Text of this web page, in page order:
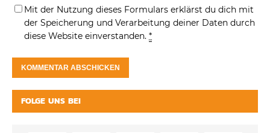
Mit der Nutzung dieses Formulars erklärst du dich mit
der Speicherung und Verarbeitung deiner Daten durch
diese Website einverstanden. *
FOLGE UNS BEI